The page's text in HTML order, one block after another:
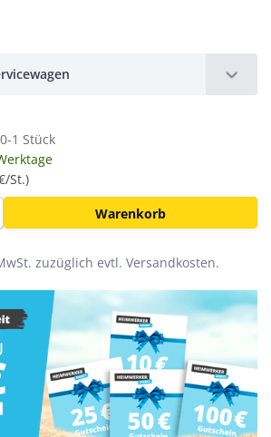
1 Stück
St.)
Warenkorb
zuzüglich evtl. Versandkosten.